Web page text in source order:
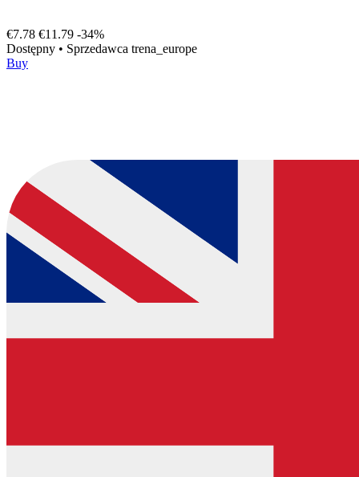
€7.78 €11.79 -34%
Dostępny • Sprzedawca trena_europe
Buy